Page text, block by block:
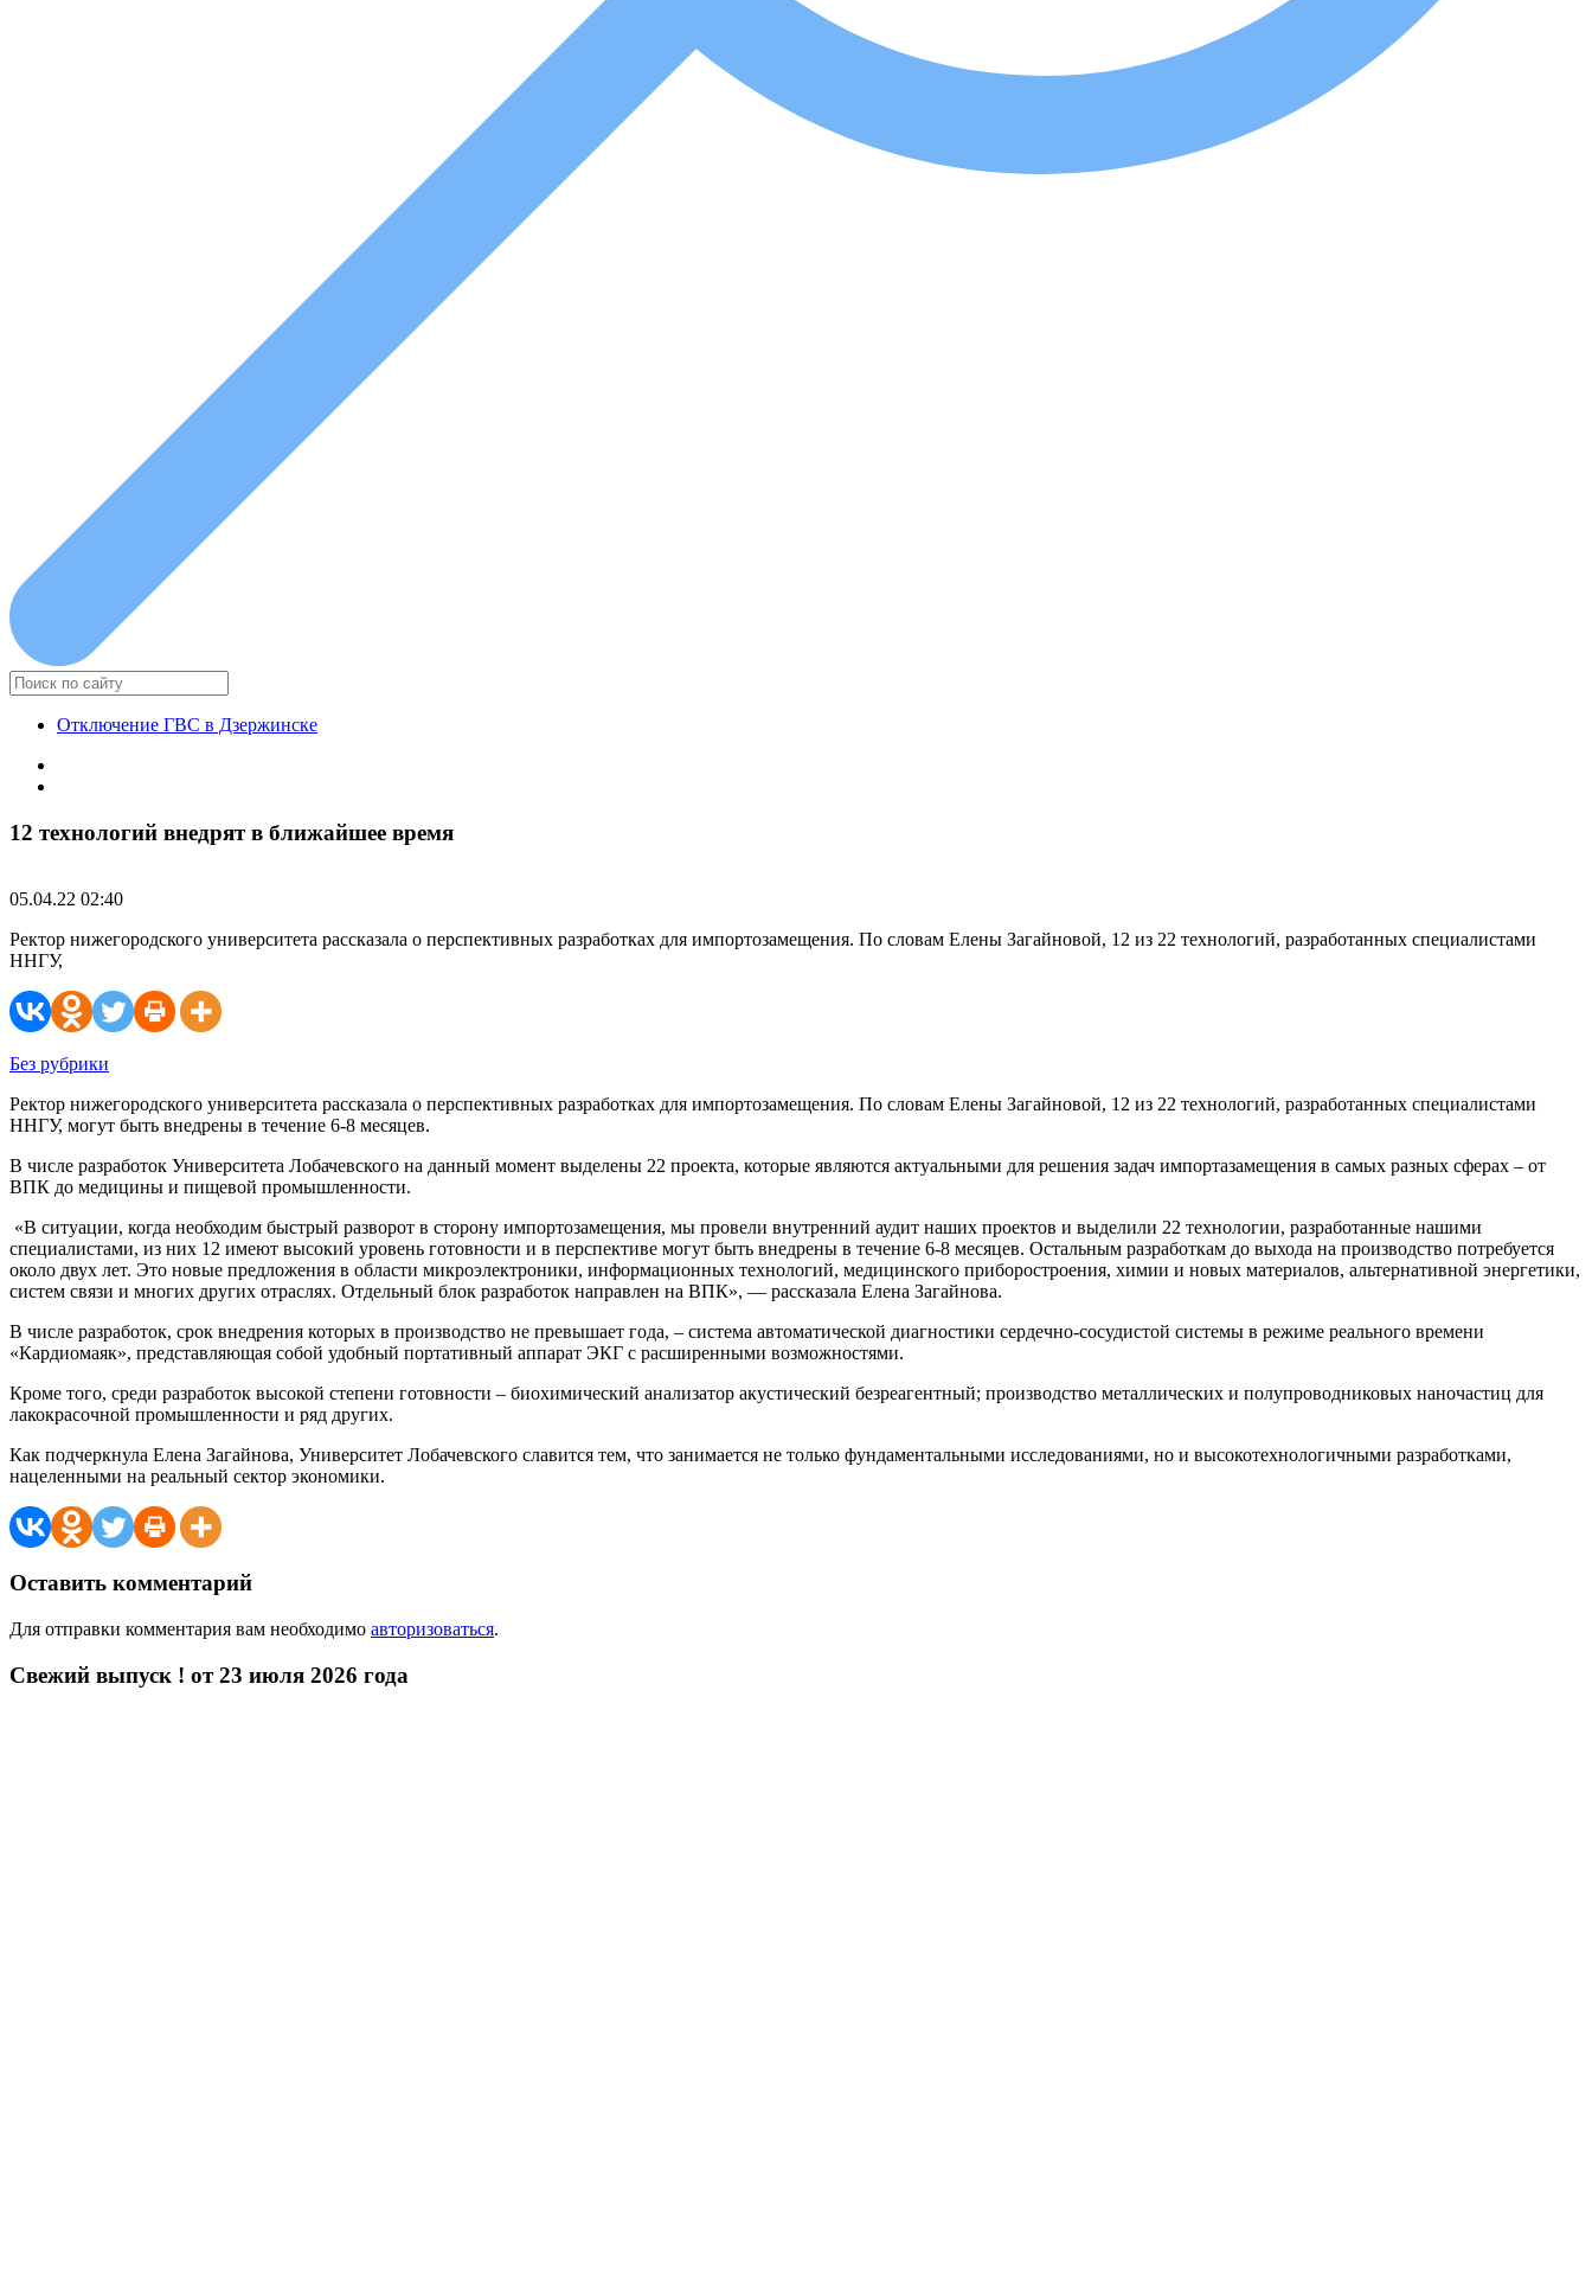
Отключение ГВС в Дзержинске
12 технологий внедрят в ближайшее время
05.04.22 02:40
Ректор нижегородского университета рассказала о перспективных разработках для импортозамещения. По словам Елены Загайновой, 12 из 22 технологий, разработанных специалистами
ННГУ,
Без рубрики
Ректор нижегородского университета рассказала о перспективных разработках для импортозамещения. По словам Елены Загайновой, 12 из 22 технологий, разработанных специалистами
ННГУ, могут быть внедрены в течение 6-8 месяцев.
В числе разработок Университета Лобачевского на данный момент выделены 22 проекта, которые являются актуальными для решения задач импортазамещения в самых разных сферах – от
ВПК до медицины и пищевой промышленности.
«В ситуации, когда необходим быстрый разворот в сторону импортозамещения, мы провели внутренний аудит наших проектов и выделили 22 технологии, разработанные нашими
специалистами, из них 12 имеют высокий уровень готовности и в перспективе могут быть внедрены в течение 6-8 месяцев. Остальным разработкам до выхода на производство потребуется
около двух лет. Это новые предложения в области микроэлектроники, информационных технологий, медицинского приборостроения, химии и новых материалов, альтернативной энергетики,
систем связи и многих других отраслях. Отдельный блок разработок направлен на ВПК», — рассказала Елена Загайнова.
В числе разработок, срок внедрения которых в производство не превышает года, – система автоматической диагностики сердечно-сосудистой системы в режиме реального времени
«Кардиомаяк», представляющая собой удобный портативный аппарат ЭКГ с расширенными возможностями.
Кроме того, среди разработок высокой степени готовности – биохимический анализатор акустический безреагентный; производство металлических и полупроводниковых наночастиц для
лакокрасочной промышленности и ряд других.
Как подчеркнула Елена Загайнова, Университет Лобачевского славится тем, что занимается не только фундаментальными исследованиями, но и высокотехнологичными разработками,
нацеленными на реальный сектор экономики.
Оставить комментарий
Для отправки комментария вам необходимо авторизоваться.
Свежий выпуск ! от 23 июля 2026 года